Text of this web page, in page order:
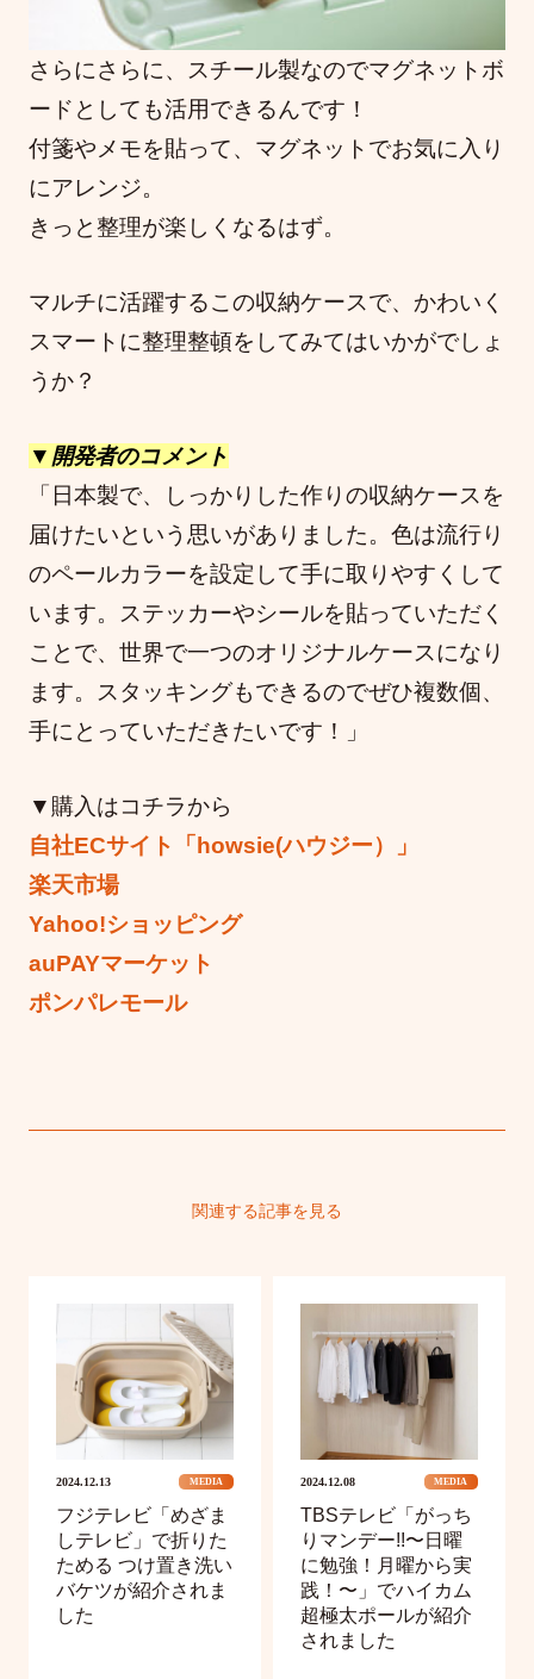
さらにさらに、スチール製なのでマグネットボ
ードとしても活用できるんです！
付箋やメモを貼って、マグネットでお気に入り
にアレンジ。
きっと整理が楽しくなるはず。
マルチに活躍するこの収納ケースで、かわいく
スマートに整理整頓をしてみてはいかがでしょ
うか？
▼開発者のコメント
「日本製で、しっかりした作りの収納ケースを
届けたいという思いがありました。色は流行り
のペールカラーを設定して手に取りやすくして
います。ステッカーやシールを貼っていただく
ことで、世界で一つのオリジナルケースになり
ます。スタッキングもできるのでぜひ複数個、
手にとっていただきたいです！」
▼購入はコチラから
自社ECサイト「howsie(ハウジー）」
楽天市場
Yahoo!ショッピング
auPAYマーケット
ポンパレモール
関連する記事を見る
2024.12.13 MEDIA
フジテレビ「めざま
しテレビ」で折りた
ためる つけ置き洗い
バケツが紹介されま
した
2024.12.08 MEDIA
TBSテレビ「がっち
りマンデー!!〜日曜
に勉強！月曜から実
践！〜」でハイカム
超極太ポールが紹介
されました